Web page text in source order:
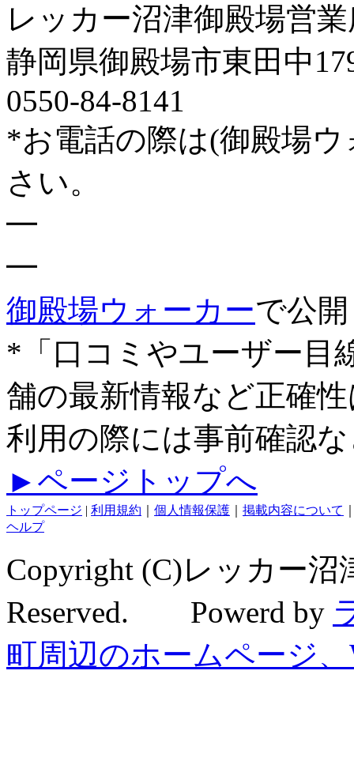
レッカー沼津御殿場営
静岡県御殿場市東田中
0550-84-8141
*お電話の際は(御殿場
さい。
━
━
御殿場ウォーカーで公開
*「口コミやユーザー目
舗の最新情報など正確
利用の際には事前確認
►ページトップへ
トップページ | 利用規約 個人情報保護 掲載内容について
ヘルプ
Copyright (C)レッカー
Reserved. Powerd by
町周辺のホームページ